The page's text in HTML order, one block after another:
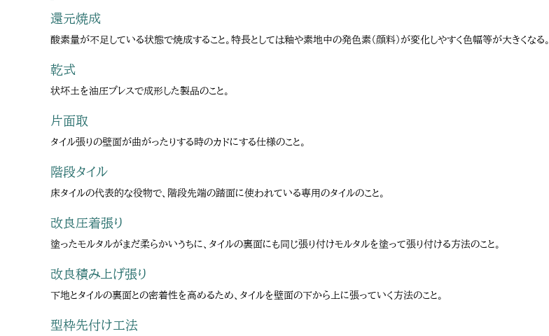
還元焼成
酸素量が不足している状態で焼成すること。特長としては釉や素地中の発色素（顔料）が変化しやすく色幅等が大きくなる。
乾式
状坏土を油圧プレスで成形した製品のこと。
片面取
タイル張りの壁面が曲がったりする時のカドにする仕様のこと。
階段タイル
床タイルの代表的な役物で、階段先端の踏面に使われている専用のタイルのこと。
改良圧着張り
塗ったモルタルがまだ柔らかいうちに、タイルの裏面にも同じ張り付けモルタルを塗って張り付ける方法のこと。
改良積み上げ張り
下地とタイルの裏面との密着性を高めるため、タイルを壁面の下から上に張っていく方法のこと。
型枠先付け工法